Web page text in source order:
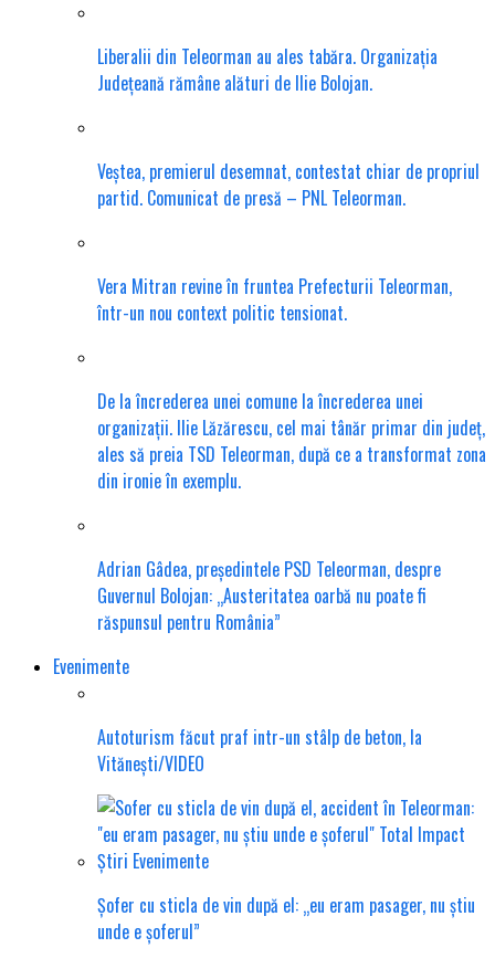
Liberalii din Teleorman au ales tabăra. Organizația
Județeană rămâne alături de Ilie Bolojan.
Veștea, premierul desemnat, contestat chiar de propriul
partid. Comunicat de presă – PNL Teleorman.
Vera Mitran revine în fruntea Prefecturii Teleorman,
într-un nou context politic tensionat.
De la încrederea unei comune la încrederea unei
organizații. Ilie Lăzărescu, cel mai tânăr primar din județ,
ales să preia TSD Teleorman, după ce a transformat zona
din ironie în exemplu.
Adrian Gâdea, președintele PSD Teleorman, despre
Guvernul Bolojan: „Austeritatea oarbă nu poate fi
răspunsul pentru România”
Evenimente
Autoturism făcut praf intr-un stâlp de beton, la
Vitănești/VIDEO
Șofer cu sticla de vin după el: „eu eram pasager, nu știu
unde e șoferul”